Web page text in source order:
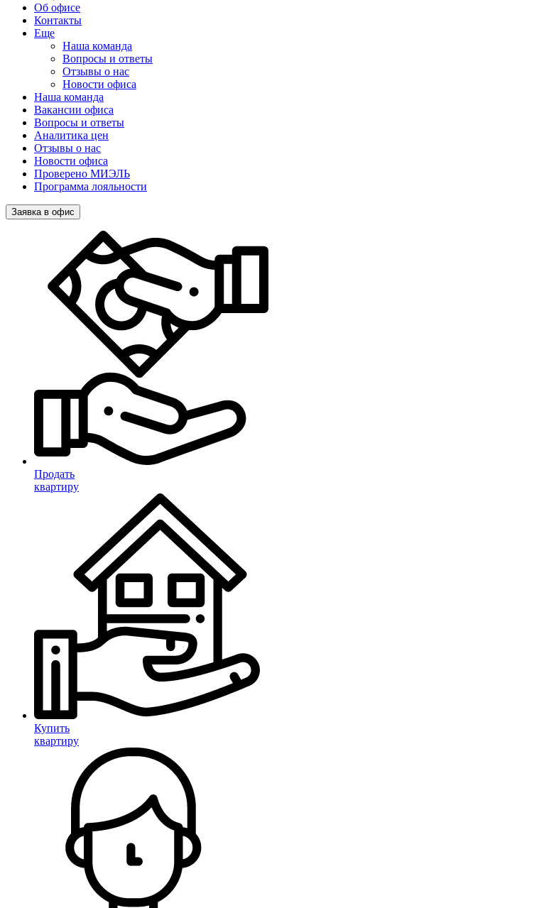
Об офисе
Контакты
Еще
Наша команда
Вопросы и ответы
Отзывы о нас
Новости офиса
Наша команда
Вакансии офиса
Вопросы и ответы
Аналитика цен
Отзывы о нас
Новости офиса
Проверено МИЭЛЬ
Программа лояльности
Заявка в офис
Продать
квартиру
Купить
квартиру